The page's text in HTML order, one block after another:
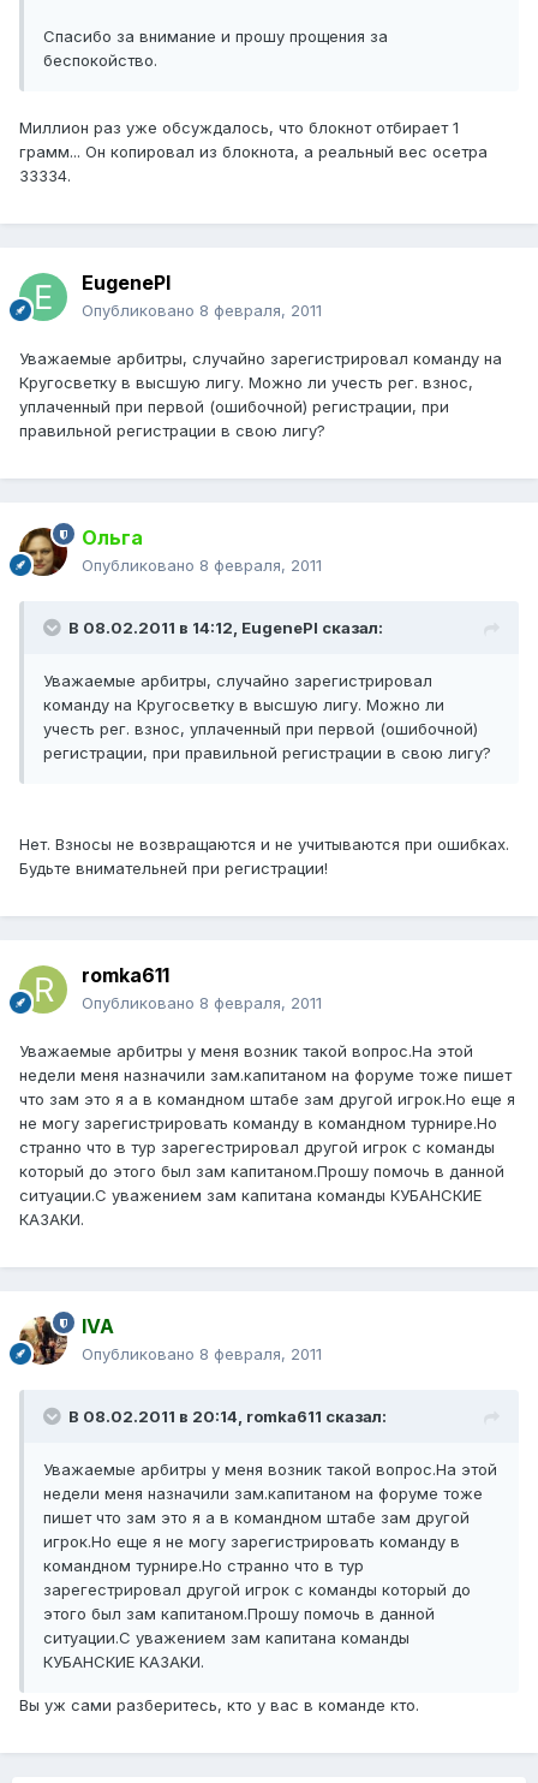
Спасибо за внимание и прошу прощения за
беспокойство.
Миллион раз уже обсуждалось, что блокнот отбирает 1
грамм... Он копировал из блокнота, а реальный вес осетра
33334.
EugenePI
Опубликовано 8 февраля, 2011
Уважаемые арбитры, cлучайно зарегистрировал команду на
Кругосветку в высшую лигу. Можно ли учесть рег. взнос,
уплаченный при первой (ошибочной) регистрации, при
правильной регистрации в свою лигу?
Ольга
Опубликовано 8 февраля, 2011
В 08.02.2011 в 14:12, EugenePI сказал:
Уважаемые арбитры, cлучайно зарегистрировал
команду на Кругосветку в высшую лигу. Можно ли
учесть рег. взнос, уплаченный при первой (ошибочной)
регистрации, при правильной регистрации в свою лигу?
Нет. Взносы не возвращаются и не учитываются при ошибках.
Будьте внимательней при регистрации!
romka611
Опубликовано 8 февраля, 2011
Уважаемые арбитры у меня возник такой вопрос.На этой
недели меня назначили зам.капитаном на форуме тоже пишет
что зам это я а в командном штабе зам другой игрок.Но еще я
не могу зарегистрировать команду в командном турнире.Но
странно что в тур зарегестрировал другой игрок с команды
который до этого был зам капитаном.Прошу помочь в данной
ситуации.С уважением зам капитана команды КУБАНСКИЕ
КАЗАКИ.
IVA
Опубликовано 8 февраля, 2011
В 08.02.2011 в 20:14, romka611 сказал:
Уважаемые арбитры у меня возник такой вопрос.На этой
недели меня назначили зам.капитаном на форуме тоже
пишет что зам это я а в командном штабе зам другой
игрок.Но еще я не могу зарегистрировать команду в
командном турнире.Но странно что в тур
зарегестрировал другой игрок с команды который до
этого был зам капитаном.Прошу помочь в данной
ситуации.С уважением зам капитана команды
КУБАНСКИЕ КАЗАКИ.
Вы уж сами разберитесь, кто у вас в команде кто.